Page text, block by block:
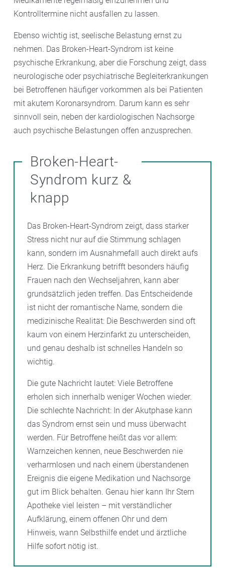
Kontrolltermine nicht ausfallen zu lassen.
Ebenso wichtig ist, seelische Belastung ernst zu
nehmen. Das Broken-Heart-Syndrom ist keine
psychische Erkrankung, aber die Forschung zeigt, dass
neurologische oder psychiatrische Begleiterkrankungen
bei Betroffenen häufiger vorkommen als bei Patienten
mit akutem Koronarsyndrom. Darum kann es sehr
sinnvoll sein, neben der kardiologischen Nachsorge
auch psychische Belastungen offen anzusprechen.
Broken-Heart-
Syndrom kurz &
knapp
Das Broken-Heart-Syndrom zeigt, dass starker
Stress nicht nur auf die Stimmung schlagen
kann, sondern im Ausnahmefall auch direkt aufs
Herz. Die Erkrankung betrifft besonders häufig
Frauen nach den Wechseljahren, kann aber
grundsätzlich jeden treffen. Das Entscheidende
ist nicht der romantische Name, sondern die
medizinische Realität: Die Beschwerden sind oft
kaum von einem Herzinfarkt zu unterscheiden,
und genau deshalb ist schnelles Handeln so
wichtig.
Die gute Nachricht lautet: Viele Betroffene
erholen sich innerhalb weniger Wochen wieder.
Die schlechte Nachricht: In der Akutphase kann
das Syndrom ernst sein und muss überwacht
werden. Für Betroffene heißt das vor allem:
Warnzeichen kennen, neue Beschwerden nie
verharmlosen und nach einem überstandenen
Ereignis die eigene Medikation und Nachsorge
gut im Blick behalten. Genau hier kann Ihr Stern
Apotheke viel leisten – mit verständlicher
Aufklärung, einem offenen Ohr und dem
Hinweis, wann Selbsthilfe endet und ärztliche
Hilfe sofort nötig ist.